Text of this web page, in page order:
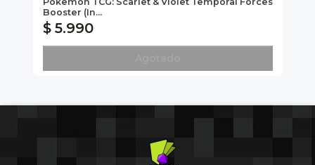
Booster (In...
$ 5.990